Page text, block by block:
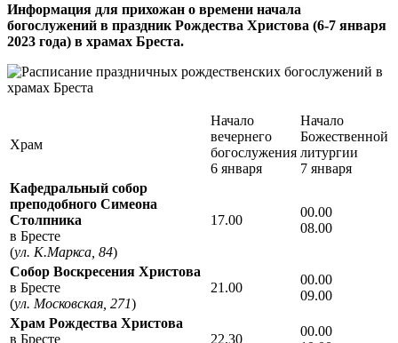
Информация для прихожан о времени начала
богослужений в праздник Рождества Христова (6-7 января
2023 года) в храмах Бреста.
Храм
Начало
вечернего
богослужения
6 января
Начало
Божественной
литургии
7 января
Кафедральный собор
преподобного Симеона
Столпника
в Бресте
(ул. К.Маркса, 84)
17.00
00.00
08.00
Собор Воскресения Христова
в Бресте
(ул. Московская, 271)
21.00
00.00
09.00
Храм Рождества Христова
в Бресте
22.30
00.00